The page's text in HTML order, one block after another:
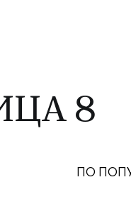
8
ПО